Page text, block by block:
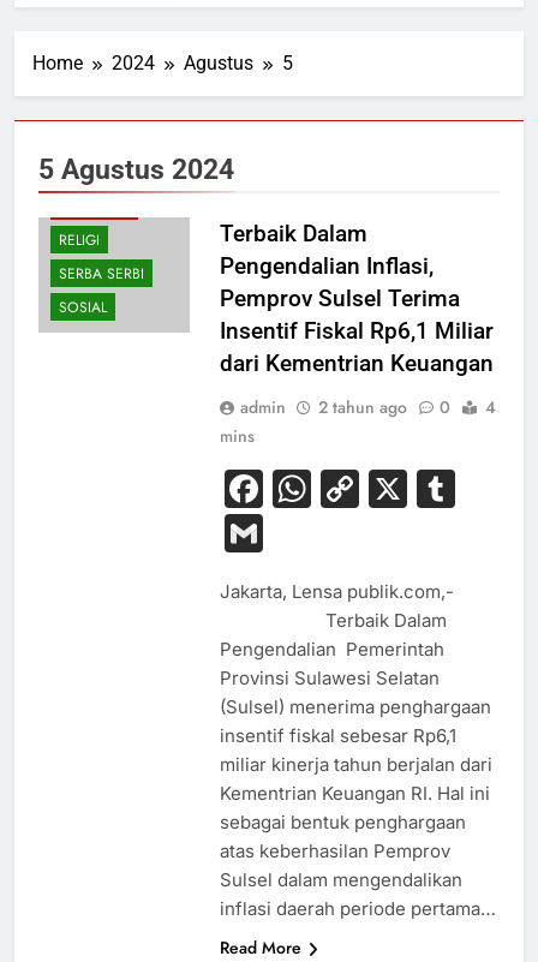
Home 2024 Agustus 5
5 Agustus 2024
PENDIDIKAN
RELIGI
SERBA SERBI
SOSIAL
Terbaik Dalam
Pengendalian Inflasi,
Pemprov Sulsel Terima
Insentif Fiskal Rp6,1 Miliar
dari Kementrian Keuangan
admin 2 tahun ago 0
4
mins
Facebook
WhatsApp
Copy
X
Gmail
Jakarta, Lensa publik.com,-
Terbaik Dalam
Pengendalian Pemerintah
Provinsi Sulawesi Selatan
(Sulsel) menerima penghargaan
insentif fiskal sebesar Rp6,1
miliar kinerja tahun berjalan dari
Kementrian Keuangan RI. Hal ini
sebagai bentuk penghargaan
atas keberhasilan Pemprov
Sulsel dalam mengendalikan
inflasi daerah periode pertama…
Read More